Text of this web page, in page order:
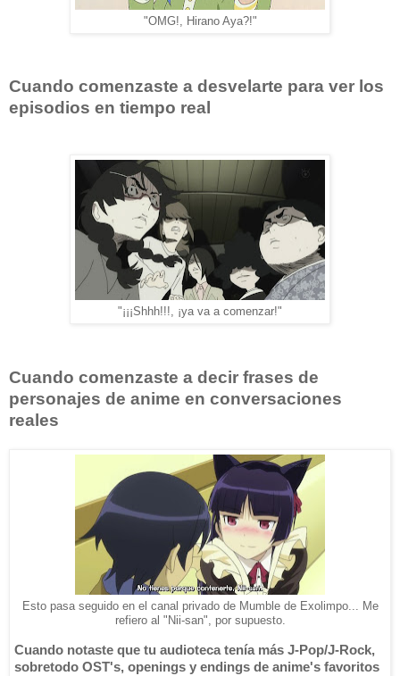
"OMG!, Hirano Aya?!"
Cuando comenzaste a desvelarte para ver los
episodios en tiempo real
"¡¡¡Shhh!!!, ¡ya va a comenzar!"
Cuando comenzaste a decir frases de
personajes de anime en conversaciones
reales
Esto pasa seguido en el canal privado de Mumble de Exolimpo... Me
refiero al "Nii-san", por supuesto.
Cuando notaste que tu audioteca tenía más J-Pop/J-Rock,
sobretodo OST's, openings y endings de anime's favoritos